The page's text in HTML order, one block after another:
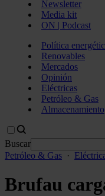
Newsletter
Media kit
ON | Podcast
Política
Renovables
Mercados
Opinión
Eléctricas
Petróleo & Gas
Almacenamiento
Buscar
Petróleo & Gas ·
Brufau